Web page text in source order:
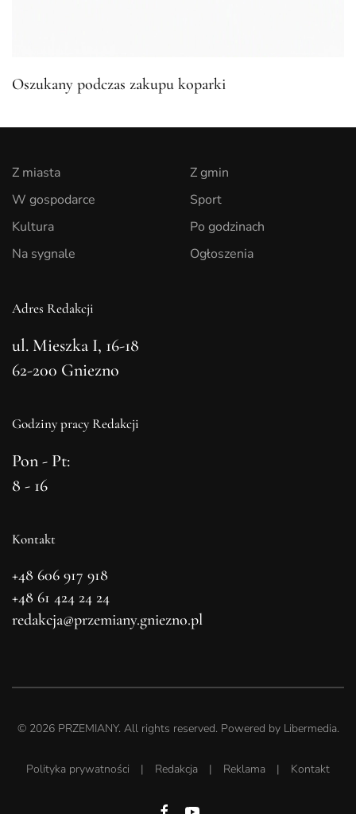
Oszukany podczas zakupu koparki
Z miasta
W gospodarce
Kultura
Na sygnale
Z gmin
Sport
Po godzinach
Ogłoszenia
Adres Redakcji
ul. Mieszka I, 16-18
62-200 Gniezno
Godziny pracy Redakcji
Pon - Pt:
8 - 16
Kontakt
+48 606 917 918
+48 61 424 24 24
redakcja@przemiany.gniezno.pl
© 2026PRZEMIANY. All rights reserved. Powered by Libermedia.
Polityka prywatności | Redakcja | Reklama | Kontakt